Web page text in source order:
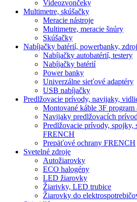
Videozvončeky
Multimetre, skúšačky
Meracie nástroje
Multimetre, meracie šnúry
Skúšačky
Nabíjačky batérií, powerbanky,
Nabíjačky autobatérií, testery
Nabíjačky batérií
Power banky
Univerzálne sieťové adaptéry
USB nabíjačky
Predlžovacie prívody, navijaky,
Montované káble 3F
Navijaky predlžovacích
Predlžovacie prívody, spojky,
FRENCH
Prepäťové ochrany FRENCH
Svetelné zdroje
Autožiarovky
ECO halogény
LED žiarovky
Žiarivky, LED trubice
Žiarovky do